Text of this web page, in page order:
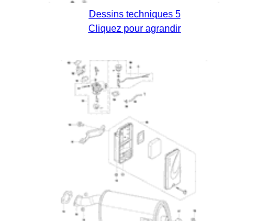
Dessins techniques 5
Cliquez pour agrandir